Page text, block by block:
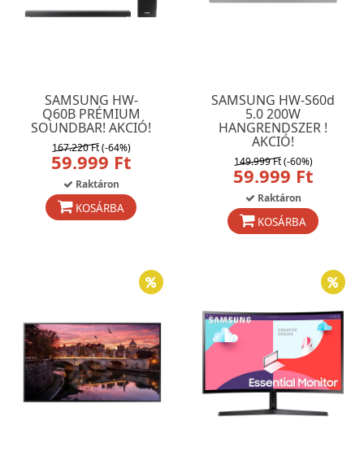
SAMSUNG HW-
Q60B PRÉMIUM
SOUNDBAR! AKCIÓ!
167.220 Ft(-64%)
59.999 Ft
Raktáron
KOSÁRBA
SAMSUNG HW-S60d
5.0 200W
HANGRENDSZER !
AKCIÓ!
149.999 Ft(-60%)
59.999 Ft
Raktáron
KOSÁRBA